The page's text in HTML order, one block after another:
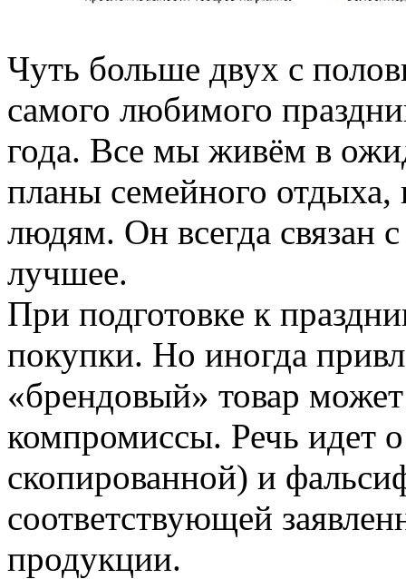
Чуть больше двух с
самого любимого
года. Все мы живём в
планы семейного
людям. Он всегда связан
лучшее.
При подготовке к
покупки. Но иногда
«брендовый» товар
компромиссы. Речь идет
скопированной) и
соответствующей
продукции.